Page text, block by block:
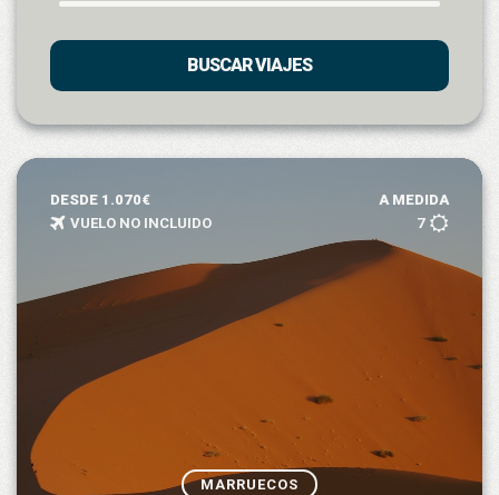
BUSCAR VIAJES
DESDE 1.070€
A MEDIDA
VUELO NO INCLUIDO
7
MARRUECOS